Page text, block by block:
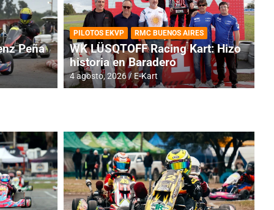
Horarios para la
Peña
PILOTOS EKVP RMC BUENOS AIRES
WK LÜSQTOFF Racing Kart: Hizo
historia en Baradero
4 agosto, 2026 E-Kart